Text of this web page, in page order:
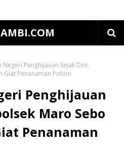
Negeri Penghijauan Sejak Dini,
Giat Penanaman Pohon
Penghijauan
Maro Sebo
Penanaman